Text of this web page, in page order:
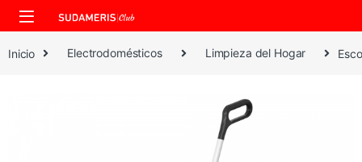
Skip to navigation
Skip to content
Inicio Electrodomésticos Limpieza del Hogar